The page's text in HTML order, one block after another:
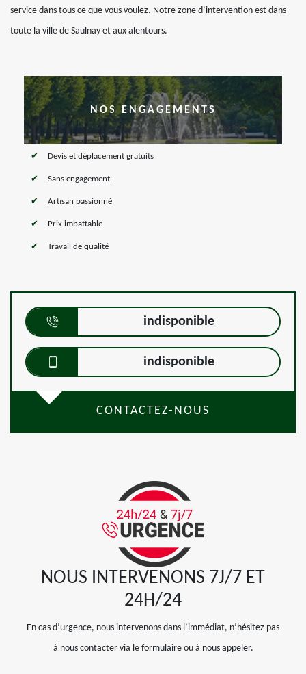
service dans tous ce que vous voulez. Notre zone d’intervention est dans
toute la ville de Saulnay et aux alentours.
NOS ENGAGEMENTS
Devis et déplacement gratuits
Sans engagement
Artisan passionné
Prix imbattable
Travail de qualité
indisponible
indisponible
CONTACTEZ-NOUS
NOUS INTERVENONS 7J/7 ET
24H/24
En cas d’urgence, nous intervenons dans l’immédiat, n’hésitez pas
à nous contacter via le formulaire ou à nous appeler.